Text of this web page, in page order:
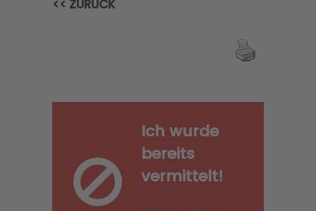
<< ZURÜCK
Ich wurde
bereits
vermittelt!